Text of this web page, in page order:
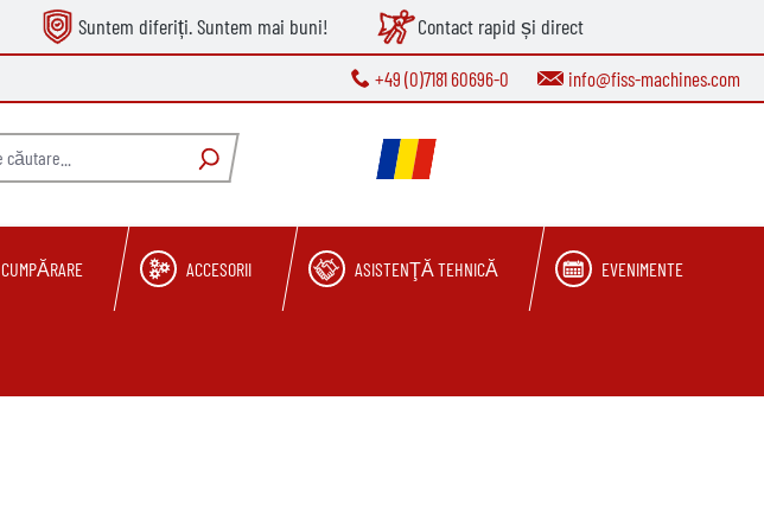
Suntem diferiți. Suntem mai buni! Contact rapid și direct
+49 (0)7181 60696-0 info@fiss-machines.com
CUMPĂRARE ACCESORII ASISTENŢĂ TEHNICĂ EVENIMENTE